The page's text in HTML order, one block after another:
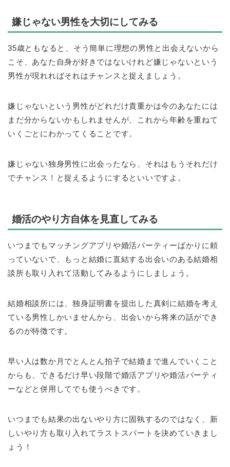
嫌じゃない男性を大切にしてみる
35歳ともなると、そう簡単に理想の男性と出会えないから
こそ、あなた自身が好きではないけれど嫌じゃないという
男性が現れればそれはチャンスと捉えましょう。
嫌じゃないという男性がどれだけ貴重かは今のあなたには
まだ分からないかもしれませんが、これから年齢を重ねて
いくごとにわかってくることです。
嫌じゃない独身男性に出会ったなら、それはもうそれだけ
でチャンス！と捉えるようにするといいですよ。
婚活のやり方自体を見直してみる
いつまでもマッチングアプリや婚活パーティーばかりに頼
っていないで、もっと結婚に直結する出会いのある結婚相
談所も取り入れて活動してみるようにしましょう。
結婚相談所には、独身証明書を提出した真剣に結婚を考え
ている男性しかいませんから、出会いから将来の話ができ
るのが特徴です。
早い人は数か月でとんとん拍子で結婚まで進んでいくこと
からも、できるだけ早い段階で婚活アプリや婚活パーティ
ーなどと併用してでも使うべきです。
いつまでも結果の出ないやり方に固執するのではなく、新
しいやり方も取り入れてラストスパートを決めていきまし
ょう！